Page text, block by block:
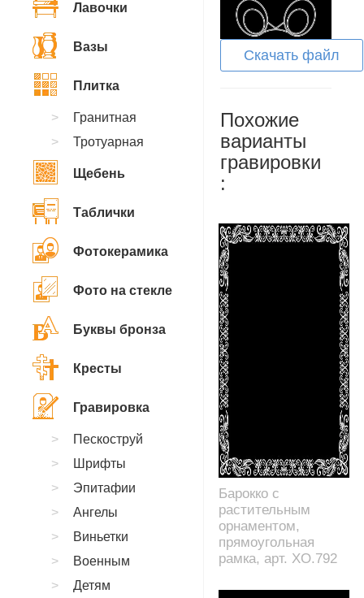
Скачать файл
Похожие
варианты
гравировки
:
Барокко с
растительным
орнаментом,
прямоугольная
рамка, арт. XO.792
Лавочки
Вазы
Плитка
Гранитная
Тротуарная
Щебень
Таблички
Фотокерамика
Фото на стекле
Буквы бронза
Кресты
Гравировка
Пескоструй
Шрифты
Эпитафии
Ангелы
Виньетки
Военным
Детям